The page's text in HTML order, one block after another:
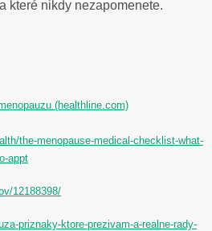
které nikdy nezapomenete.
(healthline.com)
the-menopause-medical-checklist-what-
appt
12188398/
priznaky-ktore-prezivam-a-realne-rady-